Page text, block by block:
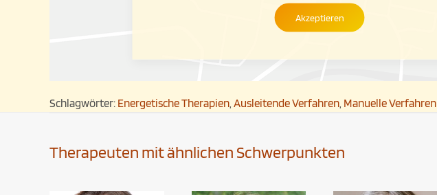
Akzeptieren
Schlagwörter: Energetische Therapien, Ausleitende Verfahren, Manuelle Verfahren
Therapeuten mit ähnlichen Schwerpunkten